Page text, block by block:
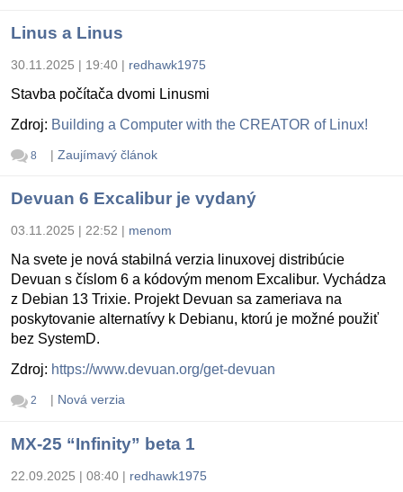
Linus a Linus
30.11.2025 | 19:40 | redhawk1975
Stavba počítača dvomi Linusmi
Zdroj: Building a Computer with the CREATOR of Linux!
8 | Zaujímavý článok
Devuan 6 Excalibur je vydaný
03.11.2025 | 22:52 | menom
Na svete je nová stabilná verzia linuxovej distribúcie
Devuan s číslom 6 a kódovým menom Excalibur. Vychádza
z Debian 13 Trixie. Projekt Devuan sa zameriava na
poskytovanie alternatívy k Debianu, ktorú je možné použiť
bez SystemD.
Zdroj: https://www.devuan.org/get-devuan
2 | Nová verzia
MX-25 “Infinity” beta 1
22.09.2025 | 08:40 | redhawk1975